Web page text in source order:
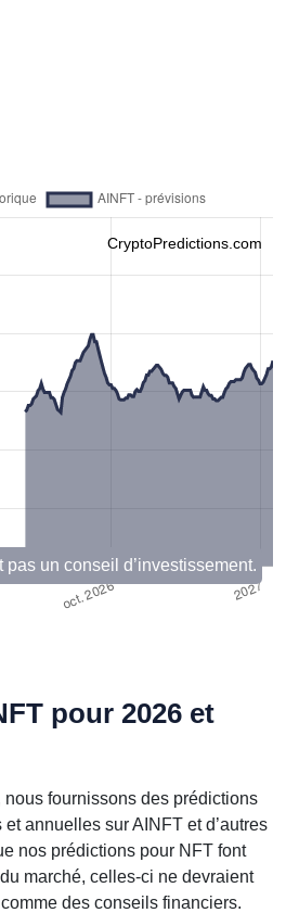
CryptoPredictions.com
pas un conseil d’investissement.
pour 2026 et
fournissons des prédictions
annuelles sur AINFT et d’autres
nos prédictions pour NFT font
marché, celles-ci ne devraient
des conseils financiers.